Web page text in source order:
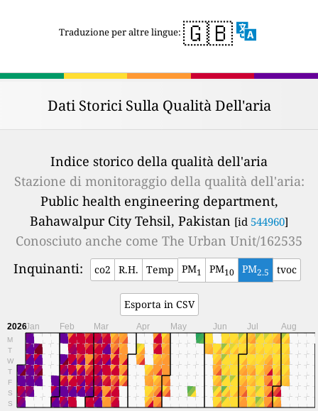
Traduzione per altre lingue: 🇬🇧
Dati Storici Sulla Qualità Dell'aria
Indice storico della qualità dell'aria
Stazione di monitoraggio della qualità dell'aria:
Public health engineering department,
Bahawalpur City Tehsil, Pakistan [id 544960]
Conosciuto anche come The Urban Unit/162535
Inquinanti:
co2 R.H. Temp PM1 PM10 PM2.5 tvoc
Esporta in CSV
2026
M
T
W
T
F
S
S
Jan Feb Mar Apr May Jun Jul Aug